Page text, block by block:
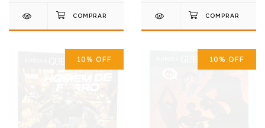
10% OFF 10% OFF